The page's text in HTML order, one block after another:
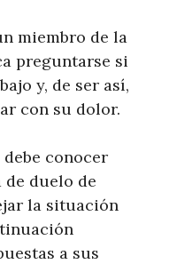
miembro de la
preguntarse si
y, de ser así,
con su dolor.
debe conocer
duelo de
la situación
a sus